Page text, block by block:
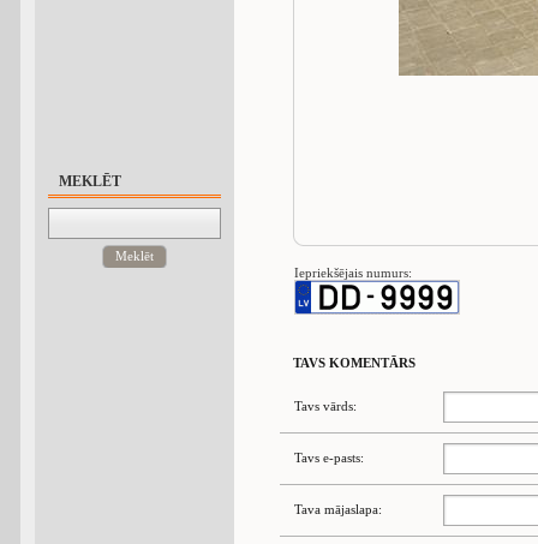
MEKLĒT
Meklēt
Iepriekšējais numurs:
TAVS KOMENTĀRS
Tavs vārds:
Tavs e-pasts:
Tava mājaslapa: